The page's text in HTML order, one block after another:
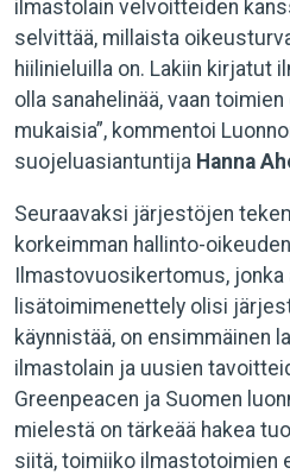
ilmastolain velvoitteiden
selvittää, millaista
hiilinieluilla on. Lakiin kirjatut
olla sanahelinää, vaan
mukaisia”, kommentoi
suojeluasiantuntija Hanna
Seuraavaksi järjestöjen
korkeimman hallinto-
Ilmastovuosikertomus,
lisätoimimenettely olisi
käynnistää, on ensimmäinen
ilmastolain ja uusien
Greenpeacen ja Suomen
mielestä on tärkeää hakea
siitä, toimiiko ilmastotoimien